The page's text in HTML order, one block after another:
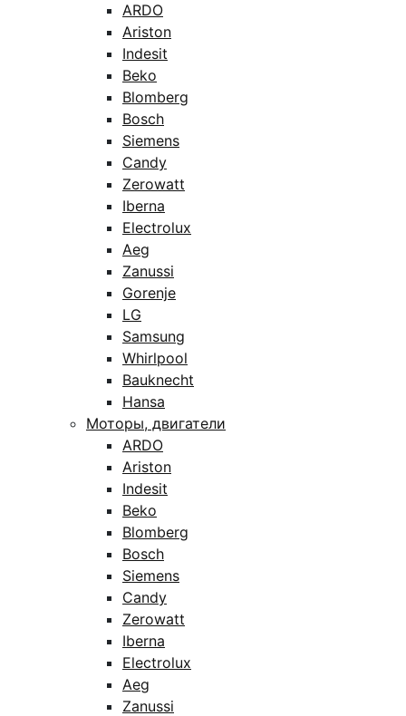
ARDO
Ariston
Indesit
Beko
Blomberg
Bosch
Siemens
Candy
Zerowatt
Iberna
Electrolux
Aeg
Zanussi
Gorenje
LG
Samsung
Whirlpool
Bauknecht
Hansa
Моторы, двигатели
ARDO
Ariston
Indesit
Beko
Blomberg
Bosch
Siemens
Candy
Zerowatt
Iberna
Electrolux
Aeg
Zanussi